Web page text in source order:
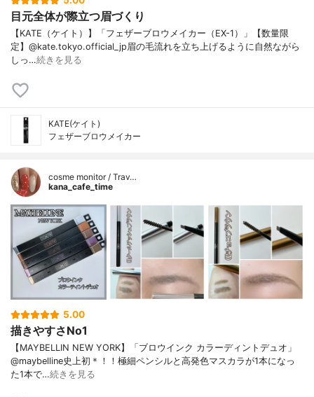
目元全体が際立つ眉づくり
【KATE（ケイト）】「フェザーブロウメイカー（EX-1）」【数量限
定】@kate.tokyo.official_jp眉の毛流れを立ち上げるように自然ながら
しっ…続きを見る
KATE(ケイト)
フェザーブロウメイカー
cosme monitor / Trav…
kana_cafe_time
5.00
描きやすさNo1
【MAYBELLIN NEW YORK】「ブロウインク カラーディントデュオ」
@maybelline史上初＊！！極細ペンシルと高発色マスカラが1本になっ
た1本で…続きを見る